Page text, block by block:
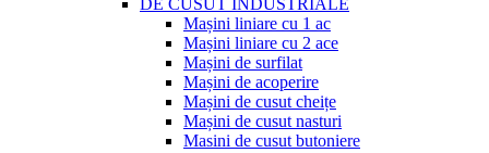
DE CUSUT INDUSTRIALE
Mașini liniare cu 1 ac
Mașini liniare cu 2 ace
Mașini de surfilat
Mașini de acoperire
Mașini de cusut cheițe
Mașini de cusut nasturi
Masini de cusut butoniere